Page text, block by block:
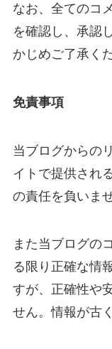
なお、全てのコ
を確認し、承認
かじめご了承く
免責事項
当ブログからの
イトで提供され
の責任を負いませ
また当ブログの
る限り正確な情
すが、正確性や
せん。情報が古